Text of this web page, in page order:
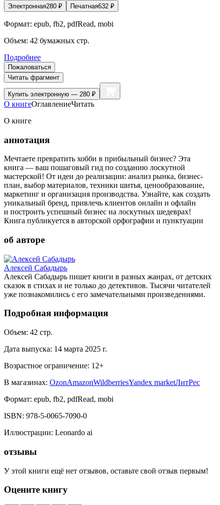
Электронная280 ₽ Печатная632 ₽
Формат: epub, fb2, pdfRead, mobi
Объем: 42 бумажных стр.
Подробнее
Пожаловаться
Читать фрагмент
Купить электронную — 280 ₽
О книгеОглавлениеЧитать
О книге
аннотация
Мечтаете превратить хобби в прибыльный бизнес? Эта
книга — ваш пошаговый гид по созданию лоскутной
мастерской! От идеи до реализации: анализ рынка, бизнес-
план, выбор материалов, техники шитья, ценообразование,
маркетинг и организация производства. Узнайте, как создать
уникальный бренд, привлечь клиентов онлайн и офлайн
и построить успешный бизнес на лоскутных шедеврах!
Книга публикуется в авторской орфографии и пунктуации
об авторе
Алексей Сабадырь
Алексей Сабадырь пишет книги в разных жанрах, от детских
сказок в стихах и не только до детективов. Тысячи читателей
уже познакомились с его замечательными произведениями.
Подробная информация
Объем: 42 стр.
Дата выпуска: 14 марта 2025 г.
Возрастное ограничение: 12+
В магазинах: OzonAmazonWildberriesYandex marketЛитРес
Формат: epub, fb2, pdfRead, mobi
ISBN: 978-5-0065-7090-0
Иллюстрации: Leonardo ai
отзывы
У этой книги ещё нет отзывов, оставьте свой отзыв первым!
Оцените книгу